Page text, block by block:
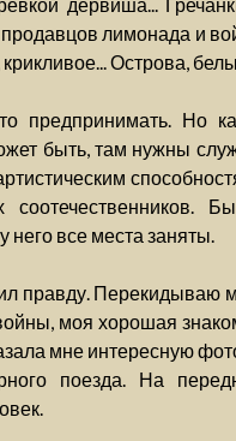
лимонада и
Острова,
предпринимать. Но
быть, там нужны
соотечественников.
него все места заняты.
правду. Перекидываю
моя хорошая
мне интересную
поезда. На